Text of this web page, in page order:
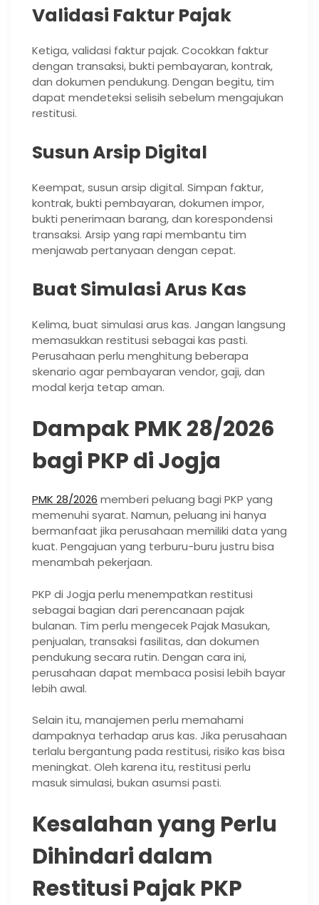
Validasi Faktur Pajak
Ketiga, validasi faktur pajak. Cocokkan faktur
dengan transaksi, bukti pembayaran, kontrak,
dan dokumen pendukung. Dengan begitu, tim
dapat mendeteksi selisih sebelum mengajukan
restitusi.
Susun Arsip Digital
Keempat, susun arsip digital. Simpan faktur,
kontrak, bukti pembayaran, dokumen impor,
bukti penerimaan barang, dan korespondensi
transaksi. Arsip yang rapi membantu tim
menjawab pertanyaan dengan cepat.
Buat Simulasi Arus Kas
Kelima, buat simulasi arus kas. Jangan langsung
memasukkan restitusi sebagai kas pasti.
Perusahaan perlu menghitung beberapa
skenario agar pembayaran vendor, gaji, dan
modal kerja tetap aman.
Dampak PMK 28/2026
bagi PKP di Jogja
PMK 28/2026 memberi peluang bagi PKP yang
memenuhi syarat. Namun, peluang ini hanya
bermanfaat jika perusahaan memiliki data yang
kuat. Pengajuan yang terburu-buru justru bisa
menambah pekerjaan.
PKP di Jogja perlu menempatkan restitusi
sebagai bagian dari perencanaan pajak
bulanan. Tim perlu mengecek Pajak Masukan,
penjualan, transaksi fasilitas, dan dokumen
pendukung secara rutin. Dengan cara ini,
perusahaan dapat membaca posisi lebih bayar
lebih awal.
Selain itu, manajemen perlu memahami
dampaknya terhadap arus kas. Jika perusahaan
terlalu bergantung pada restitusi, risiko kas bisa
meningkat. Oleh karena itu, restitusi perlu
masuk simulasi, bukan asumsi pasti.
Kesalahan yang Perlu
Dihindari dalam
Restitusi Pajak PKP